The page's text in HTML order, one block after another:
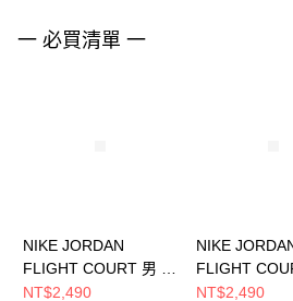
一 必買清單 一
NIKE JORDAN
FLIGHT COURT 男 籃
球鞋 IM6665181
NT$2,490
NIKE
FLIGHT
球鞋
NT$2,490